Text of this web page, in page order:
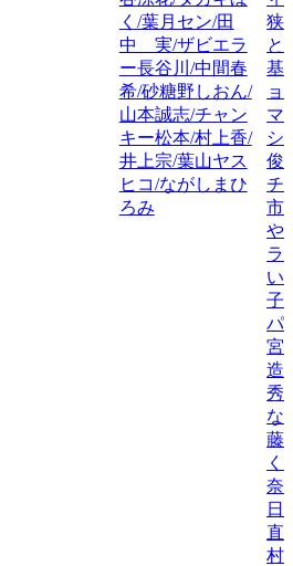
く/葉月セン/田
中 実/ザビエラ
ー長谷川/中間春
希/砂糖野しおん/
山本誠志/チャン
キー松本/村上香/
井上宗/葉山ヤス
ヒコ/ながしまひ
ろみ
狭
と
基
ョ
マ
シ
俊
チ
市
や
ラ
い
子/
パ
宮
造/
秀
な
藤
く
奈
日
直
村